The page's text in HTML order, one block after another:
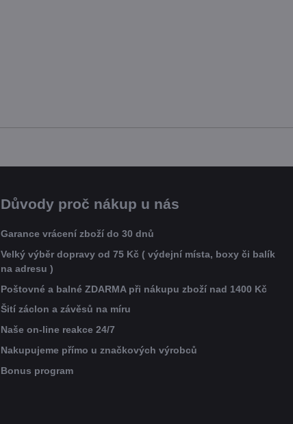
Důvody proč nákup u nás
Garance vrácení zboží do 30 dnů
Velký výběr dopravy od 75 Kč ( výdejní místa, boxy či balík
na adresu )
Poštovné a balné ZDARMA při nákupu zboží nad 1400 Kč
Šití záclon a závěsů na míru
Naše on-line reakce 24/7
Nakupujeme přímo u značkových výrobců
Bonus program